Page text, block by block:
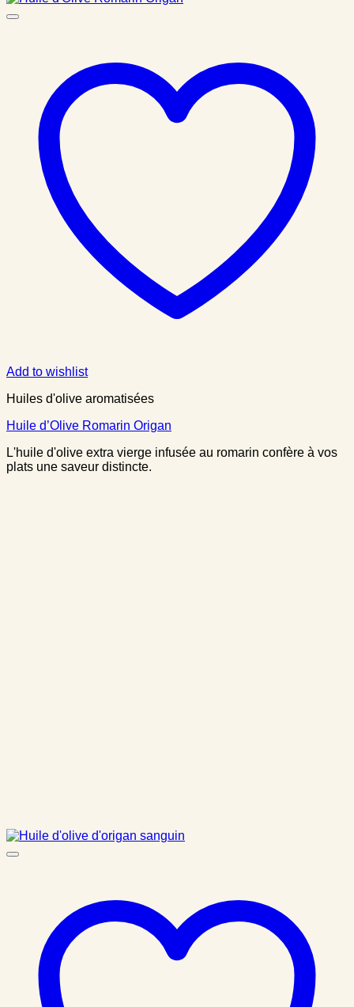
Add to wishlist
Huiles d'olive aromatisées
Huile d’Olive Romarin Origan
L'huile d'olive extra vierge infusée au romarin confère à vos
plats une saveur distincte.